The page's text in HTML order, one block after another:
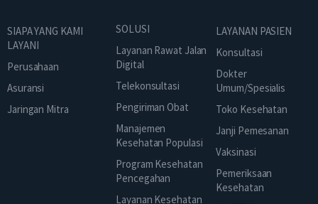
SIAPA YANG KAMI
LAYANI
Perusahaan
Asuransi
Jaringan Mitra
SOLUSI
Layanan Rawat Jalan
Digital
Telekonsultasi
Pengiriman Obat
Manajemen
Kesehatan Populasi
Program Kesehatan
Pencegahan
Layanan Kesehatan
LAYANAN PASIEN
Konsultasi
Dokter
Umum/Spesialis
Toko Kesehatan
Janji Pemesanan
Vaksinasi
Pemeriksaan
Kesehatan